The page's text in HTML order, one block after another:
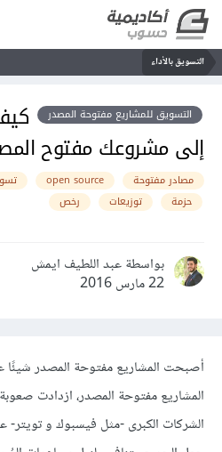
التسويق بالأداء
التسويق للمشاريع مفتوحة المصدر
إلى مشروعك مفتوح
مصادر مفتوحة open source
حزمة
توزيعات رخص
بواسطة عبد اللطيف ايمش
22 مارس 2016
أصبحت المشاريع مفتوحة المصدر شيئًا
المشاريع مفتوحة المصدر، ازدادت
الشركات الكبرى -مثل فيسبوك و تويتر-